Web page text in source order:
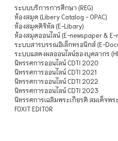
ระบบบริการการศึกษา (REG)
ห้องสมุด (Libery Catalog - OPAC)
ห้องสมุดดิจิทัล (E-Libary)
ห้องสมุดออนไลน์ (E-newspaper & E-
ระบบสารบรรณอิเล็กทรอนิกส์ (E-
ระบบแสดงผลออนไลน์ของบุคลากร
นิทรรศการออนไลน์ CDTI 2020
นิทรรศการออนไลน์ CDTI 2021
นิทรรศการออนไลน์ CDTI 2022
นิทรรศการออนไลน์ CDTI 2023
นิทรรศการเฉลิมพระเกียรติ สมเด็จพ
FOXIT EDITOR